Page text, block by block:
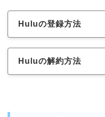
Huluの登録方法
Huluの解約方法